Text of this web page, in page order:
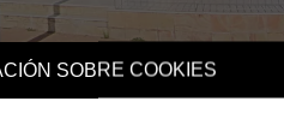
SOBRE COOKIES